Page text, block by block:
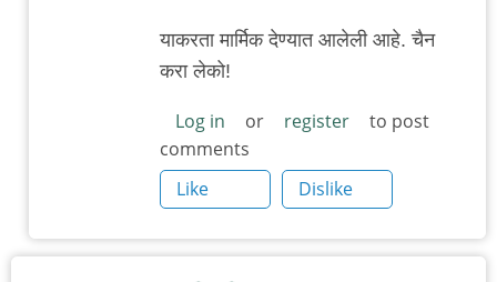
शब्दांत
कमाल
मज्जा
by
३_१४
अदिती
याकरता मार्मिक देण्यात आलेली आहे. चैन
करा लेको!
Log in or register
to post
comments
Like
Dislike